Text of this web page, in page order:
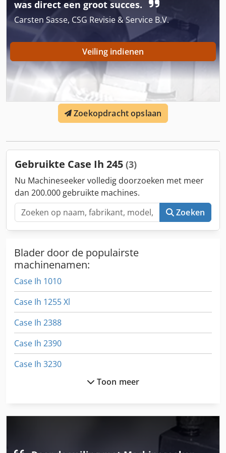
mogelijk deel uit van een ander aanbod. Wijzigingen en
fouten voorbehouden. Inventarisnummer: 2926-26
was direct een groot succes.
Carsten Sasse, CSG Revisie & Service B.V.
Veiling indienen
Zoekopdracht opslaan
Gebruikte Case Ih 245 (3)
Nu Machineseeker volledig doorzoeken met meer
dan 200.000 gebruikte machines.
Zoeken
Blader door de populairste
machinenamen:
Case Ih 1010
Case Ih 1255 Xl
Case Ih 2388
Case Ih 2390
Case Ih 3230
Case Ih 5140
Toon meer